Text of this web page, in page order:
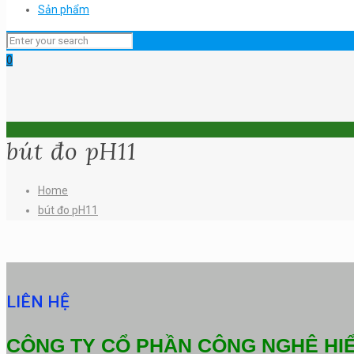
Sản phẩm
0
bút đo pH11
Home
bút đo pH11
LIÊN HỆ
CÔNG TY CỔ PHẦN CÔNG NGHỆ